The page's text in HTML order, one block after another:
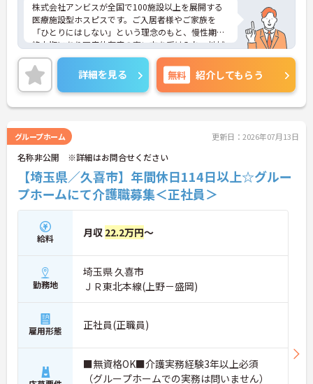
株式会社アンビスが全国で100施設以上を展開する
医療施設型ホスピスです。ご入居者様やご家族を
「ひとりにはしない」という理念のもと、慢性期や
終末期にあり医療依存度の高い方を受け入れ、地域
医療を支える社会的意義の高い事業を推進していま
す。現場には看護師が24時間常駐しています。急変
時の対応や医療行為は看護師が担当するため、初任
者研修や実務者研修の方も食事介助や入浴介助など
の生活を支えるケアに専念できる環境です。多職種
連携の体制がしっかりと整っています。働き方の面
では、夜勤明けの翌日が原則として公休となるほ
か、月平均の残業時間も5時間から7時間程度とかな
り少なめです。常勤スタッフの比率が90パーセント
を超えているため急な勤務変更が発生しにくく、あ
らかじめ決められた訪問予定表に沿って規則正しく
働けます。入職後は現場スタッフによるお一人おひ
とりに合わせた個別のOJT研修が実施されます。eラ
ーニングも導入されており、多職種と連携しながら
専門性を着実に深めていける環境が用意されていま
★おすすめPOINT★
＜個別ＯＪＴとチーム連携で着実に成長！＞
のＯＪＴ研修を実施し、ｅラーニングを用いた学習
の機会も提供されます
・施設内には看護師が24時間常駐しており、急変時
の対応や専門的な医療処置は看護師が担当するため
負担が減ります
詳細を見る 無料 紹介してもらう
グループホーム 更新日：2026年07月13日
名称非公開 ※詳細はお問合せください
【埼玉県／久喜市】年間休日114日以上☆グルー
プホームにて介護職募集＜正社員＞
給料 月収 22.2万円～
勤務地
埼玉県 久喜市
ＪＲ東北本線(上野－盛岡)
雇用形態 正社員(正職員)
■無資格OK■介護実務経験3年以上必須
（グループホームでの実務は問いません）